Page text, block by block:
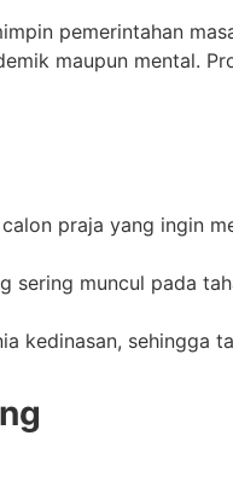
pemerintahan
maupun mental.
praja yang ingin
sering muncul pada
kedinasan, sehingga